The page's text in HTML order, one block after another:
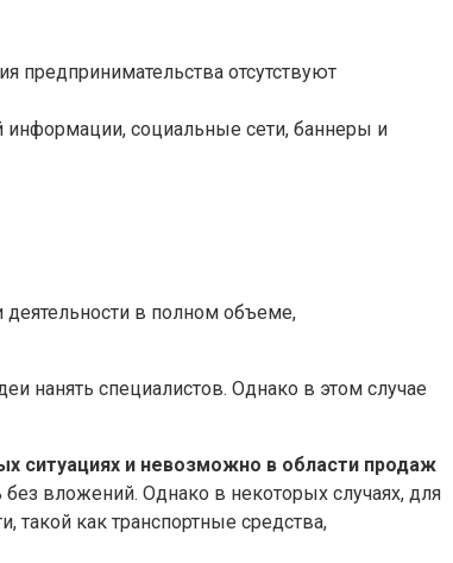
предпринимательства отсутствуют
информации, социальные сети, баннеры и
деятельности в полном объеме,
нанять специалистов. Однако в этом случае
ситуациях и невозможно в области продаж
вложений. Однако в некоторых случаях, для
такой как транспортные средства,